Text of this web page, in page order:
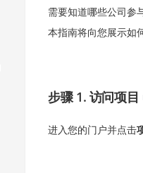
需要知道哪些公司参
本指南将向您展示如
步骤 1. 访问项目
进入您的门户并点击